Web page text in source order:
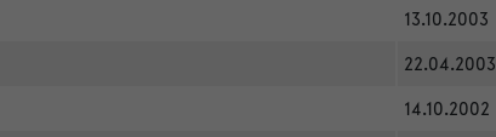
13.10.2003
22.04.2003
14.10.2002